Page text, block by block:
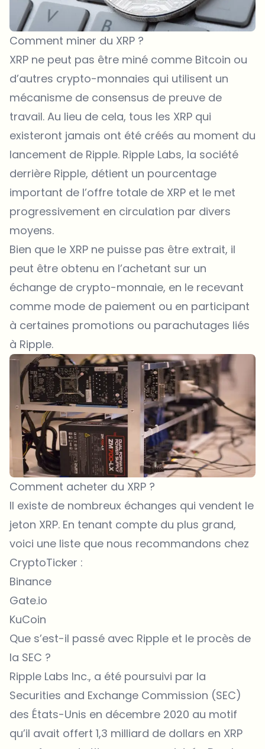
Comment miner du XRP ?
XRP ne peut pas être miné comme Bitcoin ou
d’autres crypto-monnaies qui utilisent un
mécanisme de consensus de preuve de
travail. Au lieu de cela, tous les XRP qui
existeront jamais ont été créés au moment du
lancement de Ripple. Ripple Labs, la société
derrière Ripple, détient un pourcentage
important de l’offre totale de XRP et le met
progressivement en circulation par divers
moyens.
Bien que le XRP ne puisse pas être extrait, il
peut être obtenu en l’achetant sur un
échange de crypto-monnaie, en le recevant
comme mode de paiement ou en participant
à certaines promotions ou parachutages liés
à Ripple.
Comment acheter du XRP ?
Il existe de nombreux échanges qui vendent le
jeton XRP. En tenant compte du plus grand,
voici une liste que nous recommandons chez
CryptoTicker :
Binance
Gate.io
KuCoin
Que s’est-il passé avec Ripple et le procès de
la SEC ?
Ripple Labs Inc., a été poursuivi par la
Securities and Exchange Commission (SEC)
des États-Unis en décembre 2020 au motif
qu’il avait offert 1,3 milliard de dollars en XRP